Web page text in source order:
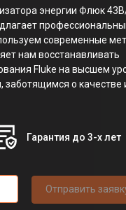
энергии Флюк
современные
нам восстанавливать
Fluke на высшем
о качестве
Гарантия до 3-х лет
Отправить